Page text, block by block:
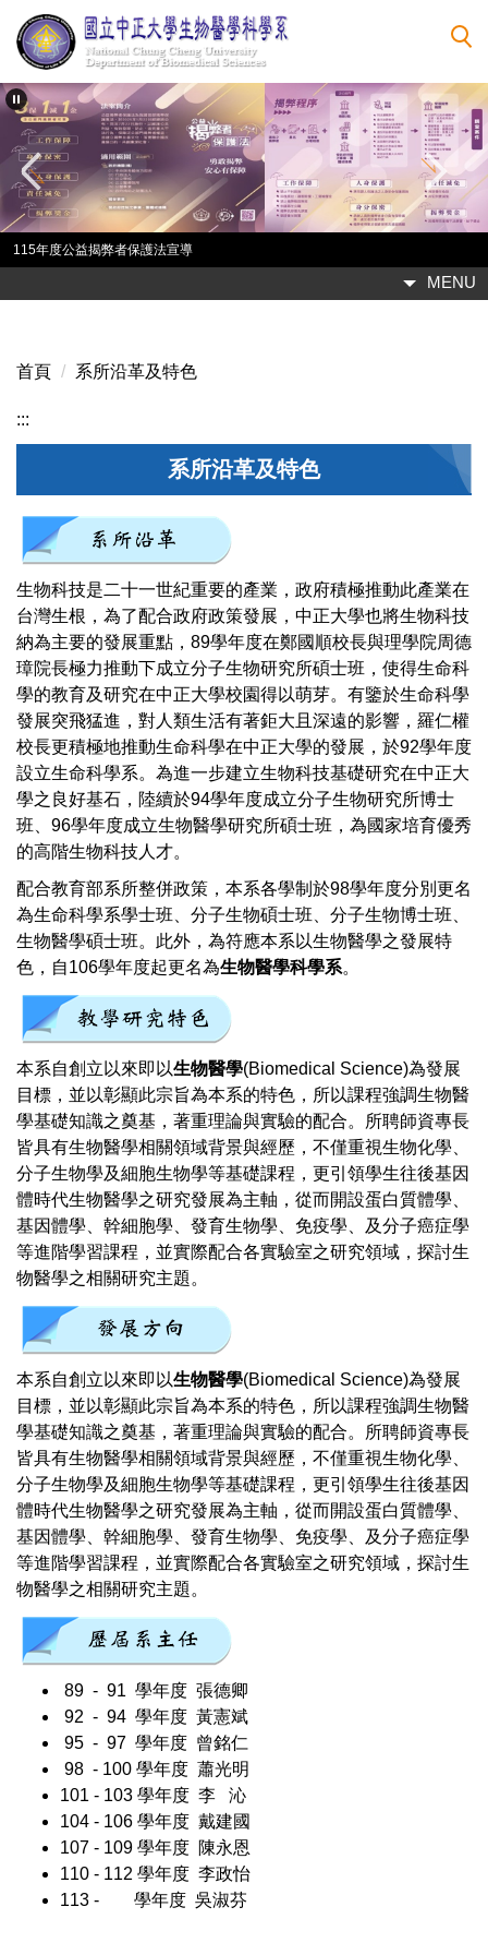
跳
到
主
要
內
容
區
115年度公益揭弊者保護法宣導
MENU
首頁 系所沿革及特色
:::
系所沿革及特色
生物科技是二十一世紀重要的產業，政府積極推動此產業在
台灣生根，為了配合政府政策發展，中正大學也將生物科技
納為主要的發展重點，89學年度在鄭國順校長與理學院周德
璋院長極力推動下成立分子生物研究所碩士班，使得生命科
學的教育及研究在中正大學校園得以萌芽。有鑒於生命科學
發展突飛猛進，對人類生活有著鉅大且深遠的影響，羅仁權
校長更積極地推動生命科學在中正大學的發展，於92學年度
設立生命科學系。為進一步建立生物科技基礎研究在中正大
學之良好基石，陸續於94學年度成立分子生物研究所博士
班、96學年度成立生物醫學研究所碩士班，為國家培育優秀
的高階生物科技人才。
配合教育部系所整併政策，本系各學制於98學年度分別更名
為生命科學系學士班、分子生物碩士班、分子生物博士班、
生物醫學碩士班。此外，為符應本系以生物醫學之發展特
色，自106學年度起更名為生物醫學科學系。
本系自創立以來即以生物醫學(Biomedical Science)為發展
目標，並以彰顯此宗旨為本系的特色，所以課程強調生物醫
學基礎知識之奠基，著重理論與實驗的配合。所聘師資專長
皆具有生物醫學相關領域背景與經歷，不僅重視生物化學、
分子生物學及細胞生物學等基礎課程，更引領學生往後基因
體時代生物醫學之研究發展為主軸，從而開設蛋白質體學、
基因體學、幹細胞學、發育生物學、免疫學、及分子癌症學
等進階學習課程，並實際配合各實驗室之研究領域，探討生
物醫學之相關研究主題。
本系自創立以來即以生物醫學(Biomedical Science)為發展
目標，並以彰顯此宗旨為本系的特色，所以課程強調生物醫
學基礎知識之奠基，著重理論與實驗的配合。所聘師資專長
皆具有生物醫學相關領域背景與經歷，不僅重視生物化學、
分子生物學及細胞生物學等基礎課程，更引領學生往後基因
體時代生物醫學之研究發展為主軸，從而開設蛋白質體學、
基因體學、幹細胞學、發育生物學、免疫學、及分子癌症學
等進階學習課程，並實際配合各實驗室之研究領域，探討生
物醫學之相關研究主題。
89 - 91 學年度 張德卿
92 - 94 學年度 黃憲斌
95 - 97 學年度 曾銘仁
98 - 100 學年度 蕭光明
101 - 103 學年度 李 沁
104 - 106 學年度 戴建國
107 - 109 學年度 陳永恩
110 - 112 學年度 李政怡
113 - 學年度 吳淑芬